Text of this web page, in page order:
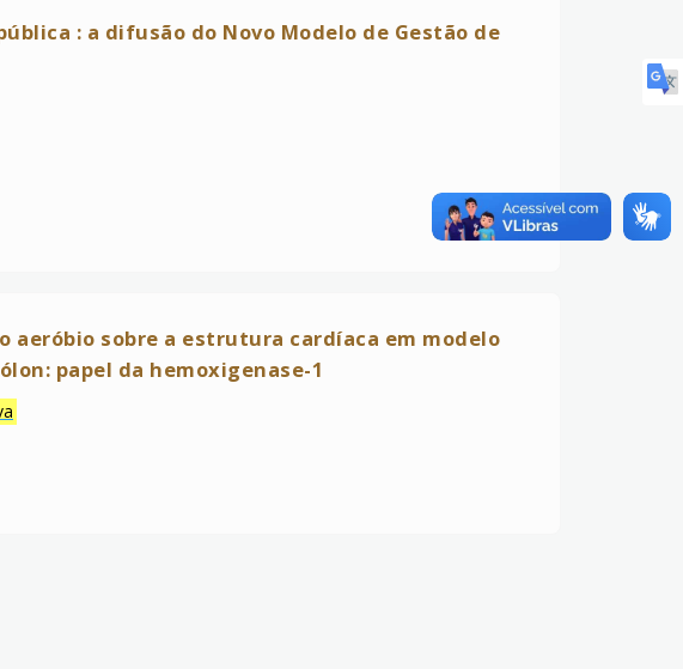
: a difusão do Novo Modelo de Gestão de
sobre a estrutura cardíaca em modelo
papel da hemoxigenase-1